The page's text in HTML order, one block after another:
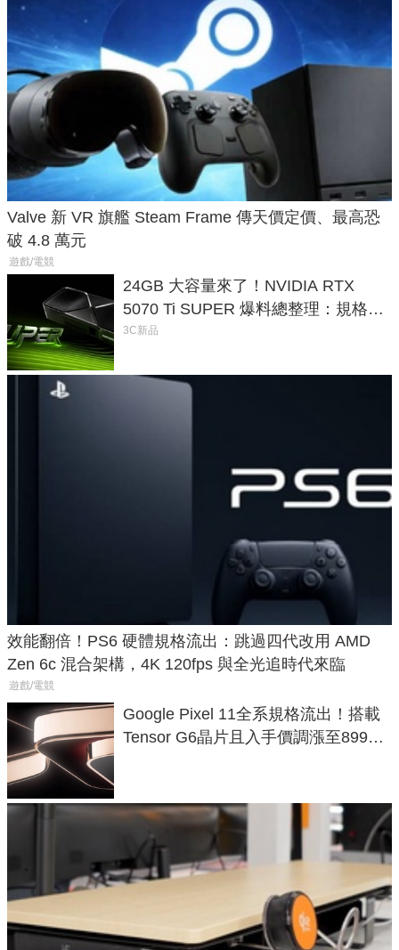
Valve 新 VR 旗艦 Steam Frame 傳天價定價、最高恐
破 4.8 萬元
遊戲/電競
24GB 大容量來了！NVIDIA RTX
5070 Ti SUPER 爆料總整理：規格、
功耗、上市時間
3C新品
效能翻倍！PS6 硬體規格流出：跳過四代改用 AMD
Zen 6c 混合架構，4K 120fps 與全光追時代來臨
遊戲/電競
Google Pixel 11全系規格流出！搭載
Tensor G6晶片且入手價調漲至899美